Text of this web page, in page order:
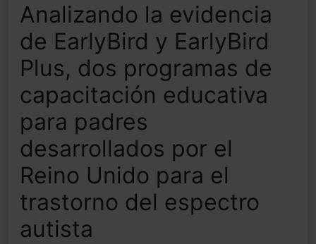
Analizando la evidencia
de EarlyBird y EarlyBird
Plus, dos programas de
capacitación educativa
para padres
desarrollados por el
Reino Unido para el
trastorno del espectro
autista